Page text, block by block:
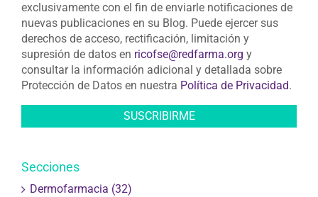
exclusivamente con el fin de enviarle notificaciones de
nuevas publicaciones en su Blog. Puede ejercer sus
derechos de acceso, rectificación, limitación y
supresión de datos en ricofse@redfarma.org y
consultar la información adicional y detallada sobre
Protección de Datos en nuestra Política de Privacidad.
Secciones
Dermofarmacia (32)